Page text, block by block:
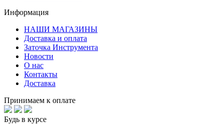
Информация
НАШИ МАГАЗИНЫ
Доставка и оплата
Заточка Инструмента
Новости
О нас
Контакты
Доставка
Принимаем к оплате
Будь в курсе